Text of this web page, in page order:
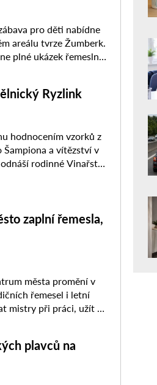
pro děti nabídne
areálu tvrze Žumberk.
plné ukázek řemeslné
Ryzlink
hodnocením vzorků z
a vítězství v
rodinné Vinařství
zaplní řemesla,
města promění v
řemesel i letní
mistry při práci, užít si
plavců na